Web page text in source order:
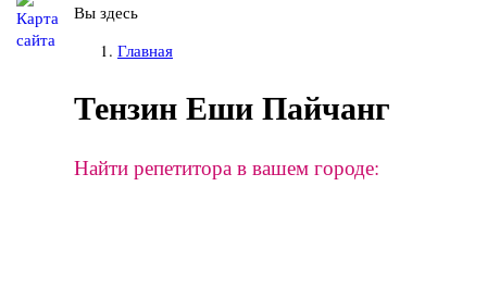
Вы здесь
Главная
Тензин Еши Пайчанг
Найти репетитора в вашем городе: